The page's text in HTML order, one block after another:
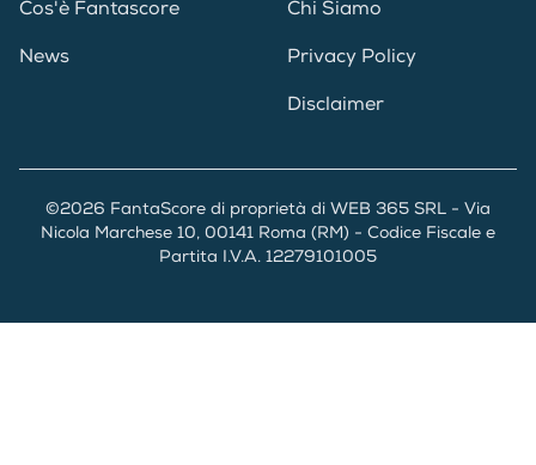
Cos'è Fantascore
News
Chi Siamo
Privacy Policy
Disclaimer
©2026 FantaScore di proprietà di WEB 365 SRL - Via
Nicola Marchese 10, 00141 Roma (RM) - Codice Fiscale e
Partita I.V.A. 12279101005